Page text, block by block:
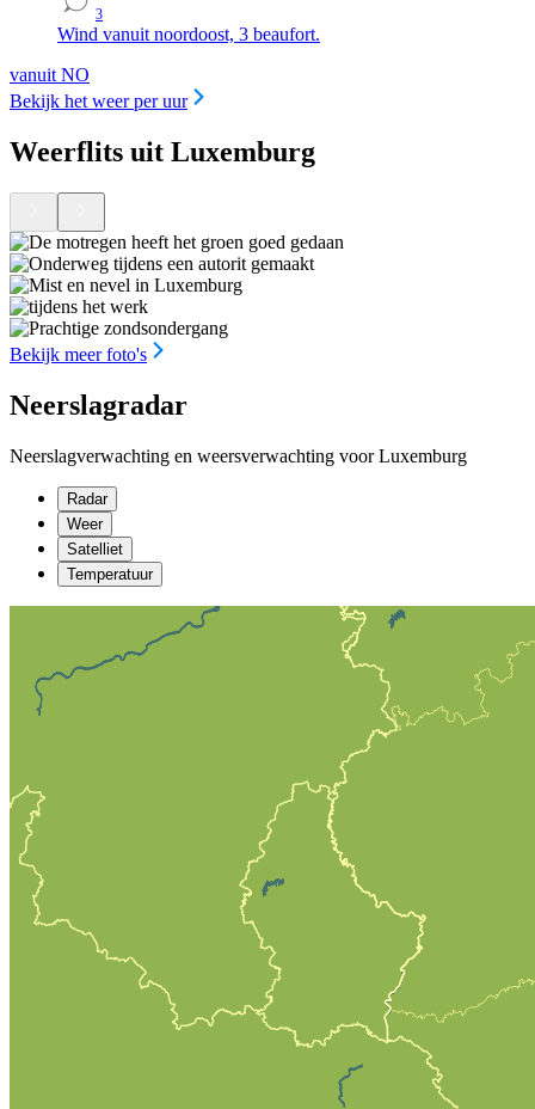
3
Wind vanuit noordoost, 3 beaufort.
vanuit NO
Bekijk het weer per uur
Weerflits uit Luxemburg
Bekijk meer foto's
Neerslagradar
Neerslagverwachting en weersverwachting voor Luxemburg
Radar
Weer
Satelliet
Temperatuur